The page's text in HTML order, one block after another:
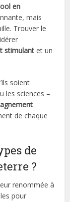
en
mais
Trouver le
stimulant et un
soient
les sciences –
de chaque
de
?
renommée à
pour